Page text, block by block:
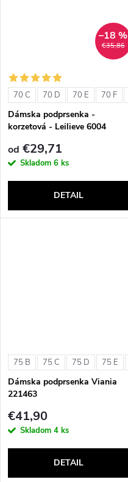
€35,86
–18 %
70 C 70 D 70 E 70 F
Dámska podprsenka -
korzetová - Leilieve 6004
od €29,71
Skladom 6 ks
DETAIL
75 B 75 C 75 D 75 E
Dámska podprsenka Viania
221463
€41,90
Skladom 4 ks
DETAIL